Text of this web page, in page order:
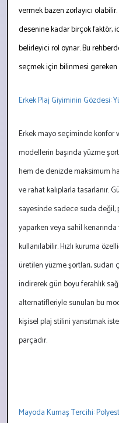
vermek bazen zorlayıcı
desenine kadar birçok faktör,
belirleyici rol oynar. Bu
seçmek için bilinmesi
Erkek Plaj Giyiminin Gözdesi:
Erkek mayo seçiminde konfor
modellerin başında yüzme
hem de denizde maksimum
ve rahat kalıplarla tasarlanır.
sayesinde sadece suda değil;
yaparken veya sahil
kullanılabilir. Hızlı kuruma
üretilen yüzme şortları, sudan
indirerek gün boyu ferahlık
alternatifleriyle sunulan bu
kişisel plaj stilini yansıtmak
parçadır.
Mayoda Kumaş Tercihi: